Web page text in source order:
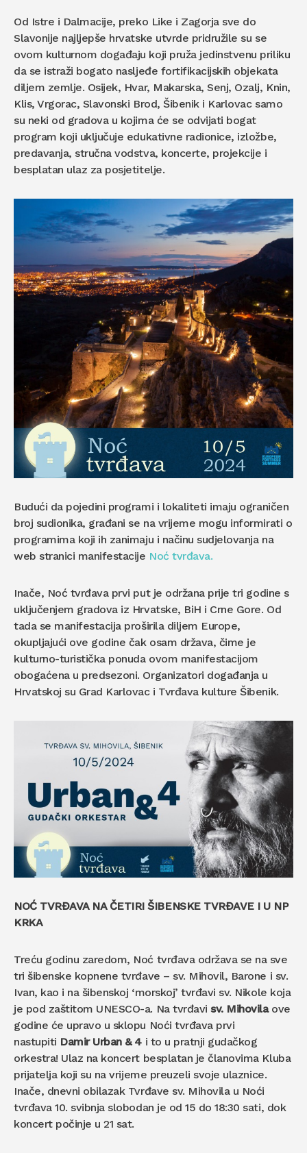
Od Istre i Dalmacije, preko Like i Zagorja sve do
Slavonije najljepše hrvatske utvrde pridružile su se
ovom kulturnom događaju koji pruža jedinstvenu priliku
da se istraži bogato nasljeđe fortifikacijskih objekata
diljem zemlje. Osijek, Hvar, Makarska, Senj, Ozalj, Knin,
Klis, Vrgorac, Slavonski Brod, Šibenik i Karlovac samo
su neki od gradova u kojima će se odvijati bogat
program koji uključuje edukativne radionice, izložbe,
predavanja, stručna vodstva, koncerte, projekcije i
besplatan ulaz za posjetitelje.
Budući da pojedini programi i lokaliteti imaju ograničen
broj sudionika, građani se na vrijeme mogu informirati o
programima koji ih zanimaju i načinu sudjelovanja na
web stranici manifestacije Noć tvrđava.
Inače, Noć tvrđava prvi put je održana prije tri godine s
uključenjem gradova iz Hrvatske, BiH i Crne Gore. Od
tada se manifestacija proširila diljem Europe,
okupljajući ove godine čak osam država, čime je
kulturno-turistička ponuda ovom manifestacijom
obogaćena u predsezoni. Organizatori događanja u
Hrvatskoj su Grad Karlovac i Tvrđava kulture Šibenik.
NOĆ TVRĐAVA NA ČETIRI ŠIBENSKE TVRĐAVE I U NP
KRKA
Treću godinu zaredom, Noć tvrđava održava se na sve
tri šibenske kopnene tvrđave – sv. Mihovil, Barone i sv.
Ivan, kao i na šibenskoj ‘morskoj’ tvrđavi sv. Nikole koja
je pod zaštitom UNESCO-a. Na tvrđavisv. Mihovilaove
godine će upravo u sklopu Noći tvrđava prvi
nastupiti Damir Urban & 4 i to u pratnji gudačkog
orkestra! Ulaz na koncert besplatan je članovima Kluba
prijatelja koji su na vrijeme preuzeli svoje ulaznice.
Inače, dnevni obilazak Tvrđave sv. Mihovila u Noći
tvrđava 10. svibnja slobodan je od 15 do 18:30 sati, dok
koncert počinje u 21 sat.